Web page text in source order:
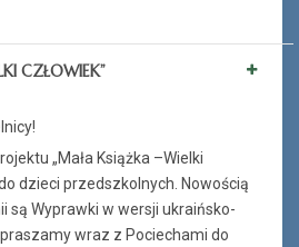
CZŁOWIEK”
„Mała Książka –Wielki
dzieci przedszkolnych. Nowością
są Wyprawki w wersji ukraińsko-
wraz z Pociechami do